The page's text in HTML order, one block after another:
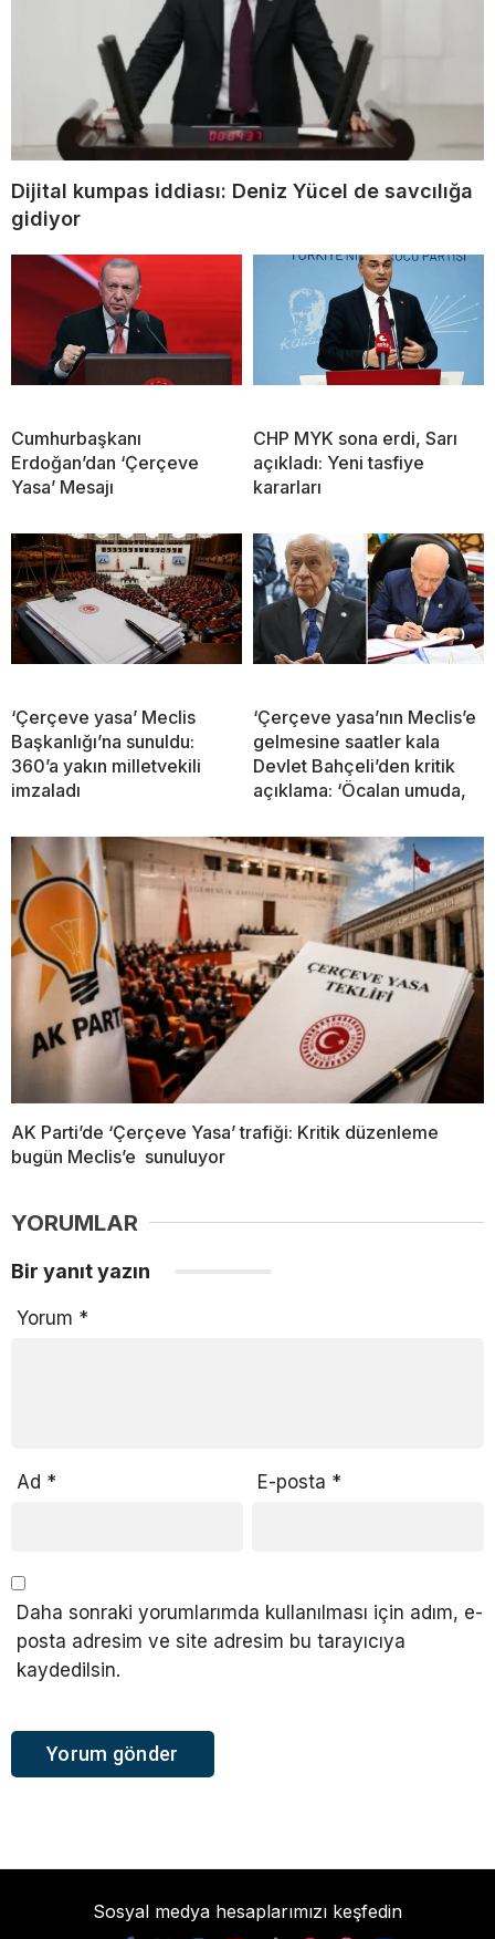
Dijital kumpas iddiası: Deniz Yücel de savcılığa
gidiyor
Cumhurbaşkanı
Erdoğan’dan ‘Çerçeve
Yasa’ Mesajı
CHP MYK sona erdi, Sarı
açıkladı: Yeni tasfiye
kararları
‘Çerçeve yasa’ Meclis
Başkanlığı’na sunuldu:
360’a yakın milletvekili
imzaladı
‘Çerçeve yasa’nın Meclis’e
gelmesine saatler kala
Devlet Bahçeli’den kritik
açıklama: ‘Öcalan umuda,
AK Parti’de ‘Çerçeve Yasa’ trafiği: Kritik düzenleme
bugün Meclis’e sunuluyor
YORUMLAR
Bir yanıt yazın
Yorum *
Ad * E-posta *
Daha sonraki yorumlarımda kullanılması için adım, e-
posta adresim ve site adresim bu tarayıcıya
kaydedilsin.
Sosyal medya hesaplarımızı keşfedin